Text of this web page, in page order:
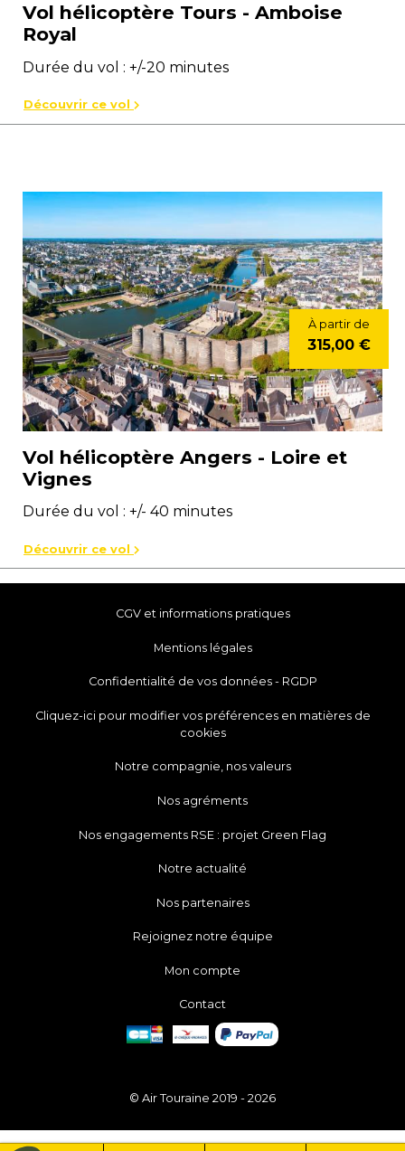
Vol hélicoptère Tours - Amboise
Royal
Durée du vol : +/-20 minutes
Découvrir ce vol
Vol hélicoptère Angers - Loire et
Vignes
Durée du vol : +/- 40 minutes
À partir de
315,00 €
Découvrir ce vol
CGV et informations pratiques
Mentions légales
Confidentialité de vos données - RGDP
Cliquez-ici pour modifier vos préférences en matières de
cookies
Notre compagnie, nos valeurs
Nos agréments
Nos engagements RSE : projet Green Flag
Notre actualité
Nos partenaires
Rejoignez notre équipe
Mon compte
Contact
© Air Touraine 2019 - 2026